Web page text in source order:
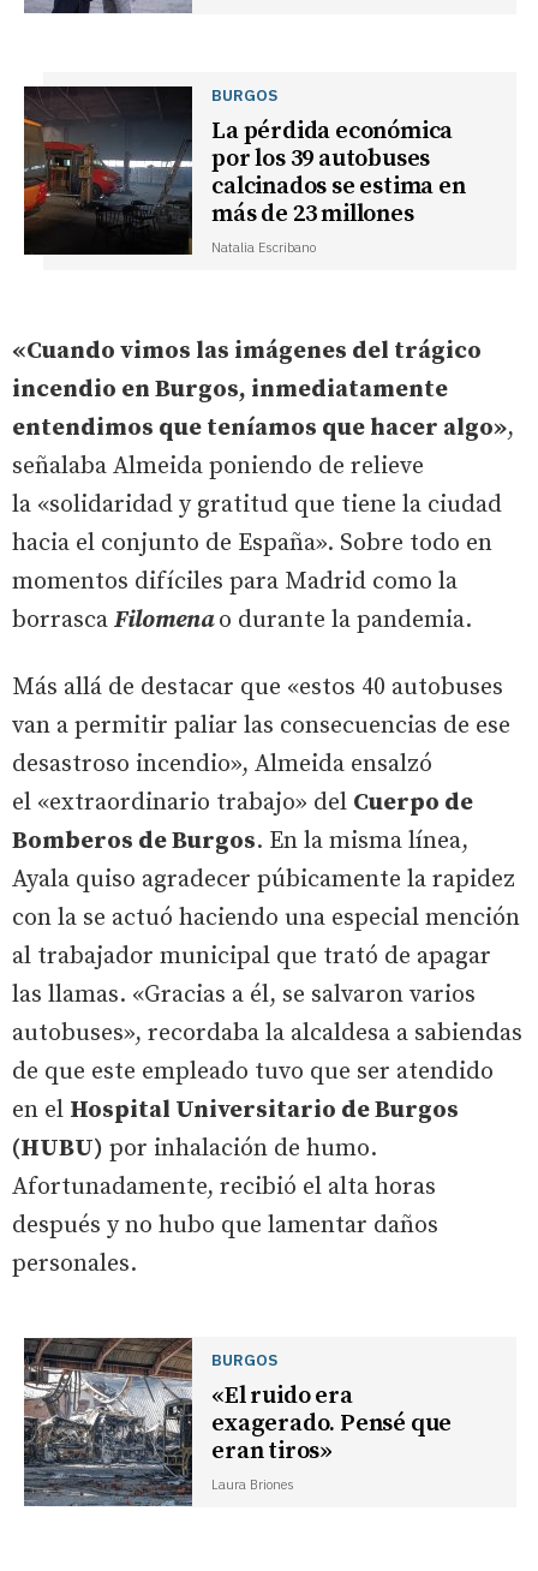
BURGOS
La pérdida económica
por los 39 autobuses
calcinados se estima en
más de 23 millones
Natalia Escribano
«Cuando vimos las imágenes del trágico
incendio en Burgos, inmediatamente
entendimos que teníamos que hacer algo»,
señalaba Almeida poniendo de relieve
la «solidaridad y gratitud que tiene la ciudad
hacia el conjunto de España». Sobre todo en
momentos difíciles para Madrid como la
borrasca Filomena o durante la pandemia.
Más allá de destacar que «estos 40 autobuses
van a permitir paliar las consecuencias de ese
desastroso incendio», Almeida ensalzó
el «extraordinario trabajo» del Cuerpo de
Bomberos de Burgos. En la misma línea,
Ayala quiso agradecer púbicamente la rapidez
con la se actuó haciendo una especial mención
al trabajador municipal que trató de apagar
las llamas. «Gracias a él, se salvaron varios
autobuses», recordaba la alcaldesa a sabiendas
de que este empleado tuvo que ser atendido
en el Hospital Universitario de Burgos
(HUBU) por inhalación de humo.
Afortunadamente, recibió el alta horas
después y no hubo que lamentar daños
personales.
BURGOS
«El ruido era
exagerado. Pensé que
eran tiros»
Laura Briones